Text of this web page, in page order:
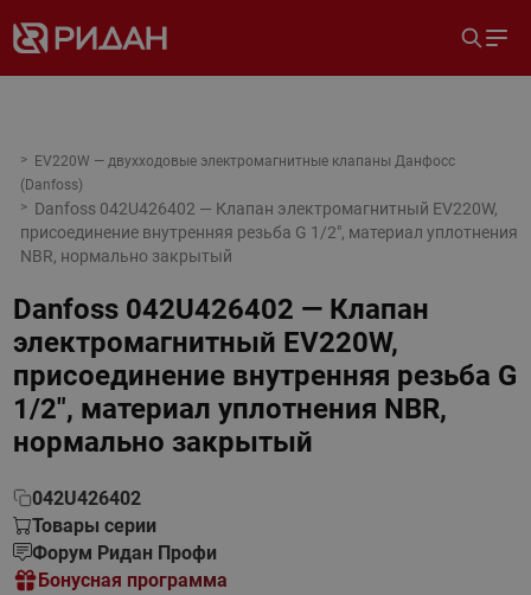
EV220W — двухходовые электромагнитные клапаны Данфосс
(Danfoss)
Danfoss 042U426402 — Клапан электромагнитный EV220W,
присоединение внутренняя резьба G 1/2", материал уплотнения
NBR, нормально закрытый
Danfoss 042U426402 — Клапан
электромагнитный EV220W,
присоединение внутренняя резьба G
1/2", материал уплотнения NBR,
нормально закрытый
042U426402
Товары серии
Форум Ридан Профи
Бонусная программа